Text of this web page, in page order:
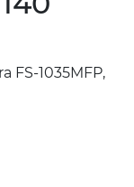
FS-1035MFP,